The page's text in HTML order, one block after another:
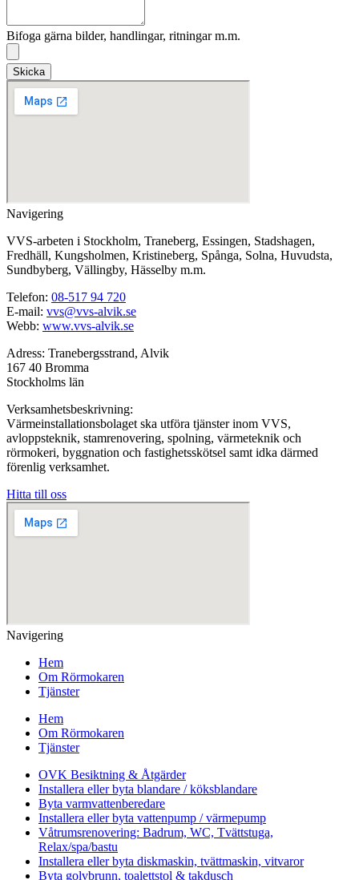
Bifoga gärna bilder, handlingar, ritningar m.m.
Skicka
Navigering
VVS-arbeten i Stockholm, Traneberg, Essingen, Stadshagen,
Fredhäll, Kungsholmen, Kristineberg, Spånga, Solna, Huvudsta,
Sundbyberg, Vällingby, Hässelby m.m.
Telefon: 08-517 94 720
E-mail: vvs@vvs-alvik.se
Webb: www.vvs-alvik.se
Adress: Tranebergsstrand, Alvik
167 40 Bromma
Stockholms län
Verksamhetsbeskrivning:
Värmeinstallationsbolaget ska utföra tjänster inom VVS,
avloppsteknik, stamrenovering, spolning, värmeteknik och
rörmokeri, byggnation och fastighetsskötsel samt idka därmed
förenlig verksamhet.
Hitta till oss
Navigering
Hem
Om Rörmokaren
Tjänster
Hem
Om Rörmokaren
Tjänster
OVK Besiktning & Åtgärder
Installera eller byta blandare / köksblandare
Byta varmvattenberedare
Installera eller byta vattenpump / värmepump
Våtrumsrenovering: Badrum, WC, Tvättstuga,
Relax/spa/bastu
Installera eller byta diskmaskin, tvättmaskin, vitvaror
Byta golvbrunn, toalettstol & takdusch